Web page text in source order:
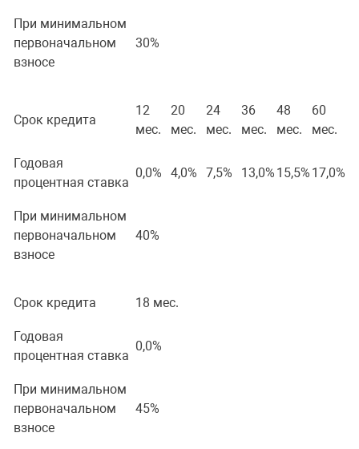
При минимальном
первоначальном
взносе
30%
Срок кредита
12
мес.
20
мес.
24
мес.
36
мес.
48
мес.
60
мес.
Годовая
процентная ставка
0,0% 4,0% 7,5% 13,0% 15,5% 17,0%
При минимальном
первоначальном
взносе
40%
Срок кредита 18 мес.
Годовая
процентная ставка
0,0%
При минимальном
первоначальном
взносе
45%